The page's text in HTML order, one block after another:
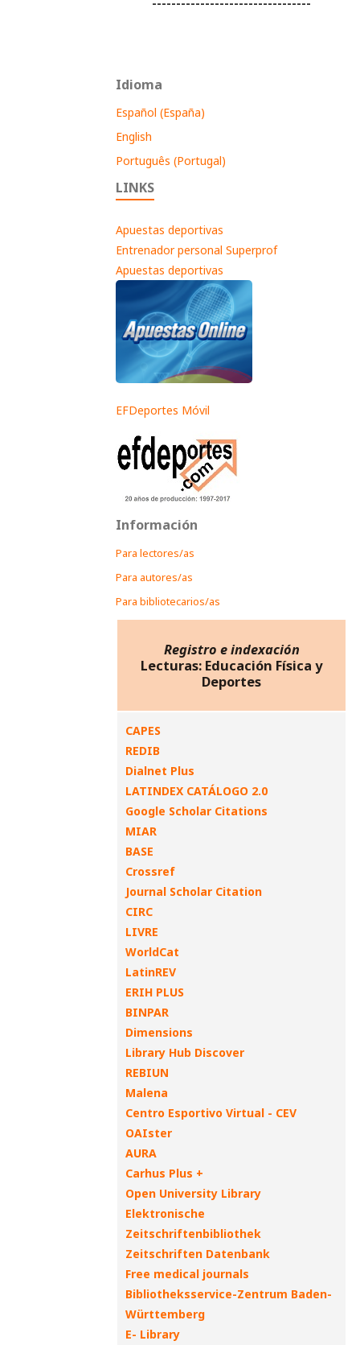
Idioma
Español (España)
English
Português (Portugal)
LINKS
Apuestas deportivas
Entrenador personal Superprof
Apuestas deportivas
EFDeportes Móvil
Información
Para lectores/as
Para autores/as
Para bibliotecarios/as
Registro e indexación
Lecturas: Educación Física y
Deportes
CAPES
REDIB
Dialnet Plus
LATINDEX CATÁLOGO 2.0
Google Scholar Citations
MIAR
BASE
Crossref
Journal Scholar Citation
CIRC
LIVRE
WorldCat
LatinREV
ERIH PLUS
BINPAR
Dimensions
Library Hub Discover
REBIUN
Malena
Centro Esportivo Virtual - CEV
OAIster
AURA
Carhus Plus +
Open University Library
Elektronische
Zeitschriftenbibliothek
Zeitschriften Datenbank
Free medical journals
Bibliotheksservice-Zentrum Baden-
Württemberg
E- Library